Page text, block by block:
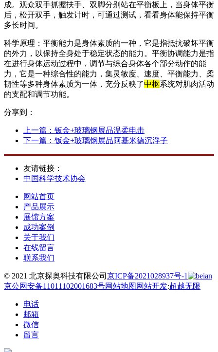
成。观众双手抓握扶手、双脚分别站在平衡板上，当身体平衡
后，松开双手，触发计时，可通过测试，看看身体能保持平衡
多长时间。
科学原理：平衡能力是身体素质的一种，它是指抵抗破坏平衡
的外力，以保持全身处于稳定状态的能力。平衡协调能力是指
在进行身体运动过程中，调节与综合身体各个部分动作的能
力，它是一种综合性的能力，集灵敏度、速度、平衡能力、柔
韧性等多种身体素质为一体，充分反映了中枢系统对肌肉活动
的支配和调节功能。
分享到：
上一篇： 钣金+玻璃钢展品温柔电击
下一篇： 钣金+玻璃钢展品阿基米德沉浮子
友请链接：
中国科学技术协会
网站首页
产品展示
展馆方案
成功案例
关于我们
在线留言
联系我们
© 2021 北京探奥科技有限公司 京ICP备2021028937号-1
京公网安备11011102001683号网站地图 网站开发:超越无限
电话
邮箱
微信
留言